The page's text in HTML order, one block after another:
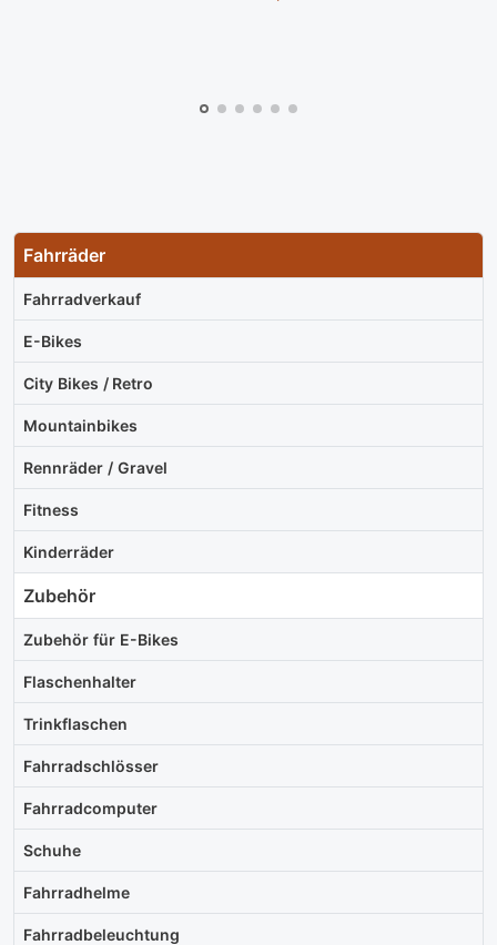
Fahrräder
Fahrradverkauf
E-Bikes
City Bikes / Retro
Mountainbikes
Rennräder / Gravel
Fitness
Kinderräder
Zubehör
Zubehör für E-Bikes
Flaschenhalter
Trinkflaschen
Fahrradschlösser
Fahrradcomputer
Schuhe
Fahrradhelme
Fahrradbeleuchtung